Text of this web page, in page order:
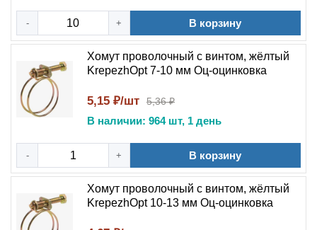
- + В корзину
Хомут проволочный с винтом, жёлтый
KrepezhOpt 7-10 мм Оц-оцинковка
5,15 ₽/шт 5,36 ₽
В наличии: 964 шт, 1 день
- + В корзину
Хомут проволочный с винтом, жёлтый
KrepezhOpt 10-13 мм Оц-оцинковка